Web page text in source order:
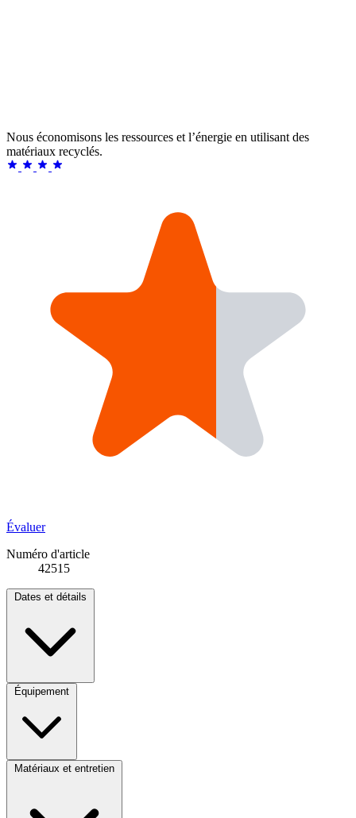
Nous économisons les ressources et l’énergie en utilisant des
matériaux recyclés.
Évaluer
Numéro d'article
42515
Dates et détails
Équipement
Matériaux et entretien